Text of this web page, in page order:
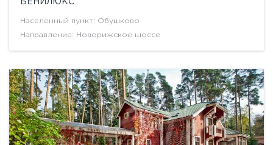
БЕНИЛЮКС
Населенный пункт: Обушково
Направление: Новорижское шоссе